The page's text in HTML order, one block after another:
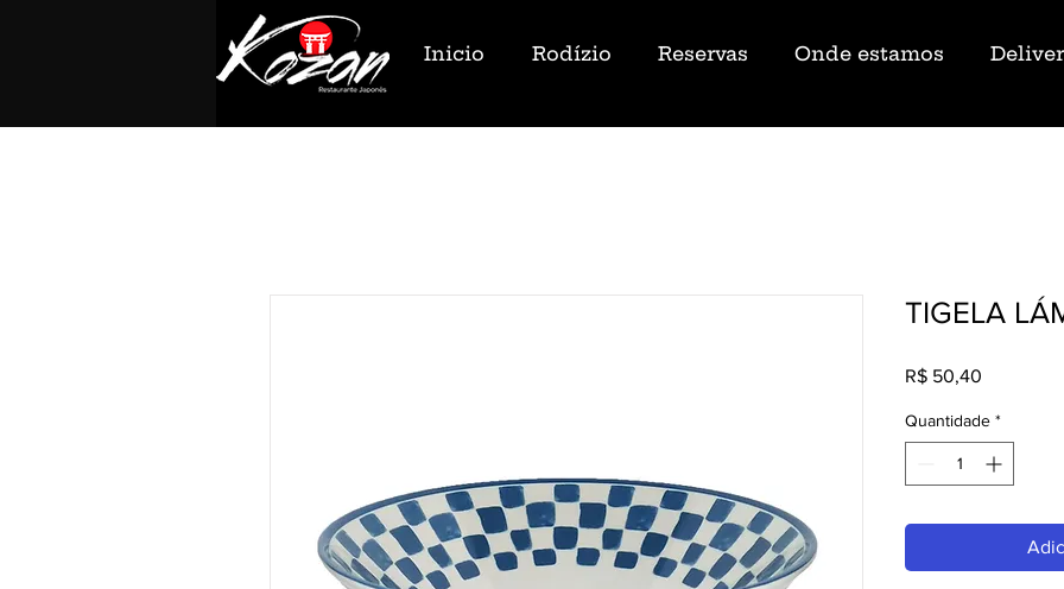
Inicio Rodízio Reservas Onde estamos
TIGELA
R$ 50,40
Quantidade *